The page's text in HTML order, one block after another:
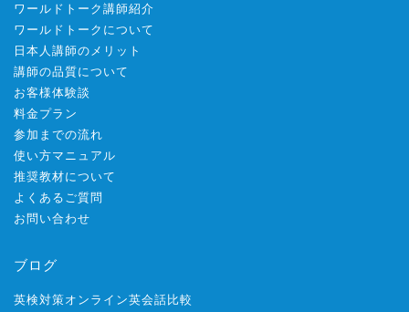
ワールドトーク講師紹介
ワールドトークについて
日本人講師のメリット
講師の品質について
お客様体験談
料金プラン
参加までの流れ
使い方マニュアル
推奨教材について
よくあるご質問
お問い合わせ
ブログ
英検対策オンライン英会話比較